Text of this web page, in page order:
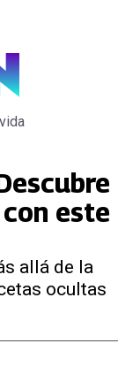
este
allá de la
ocultas